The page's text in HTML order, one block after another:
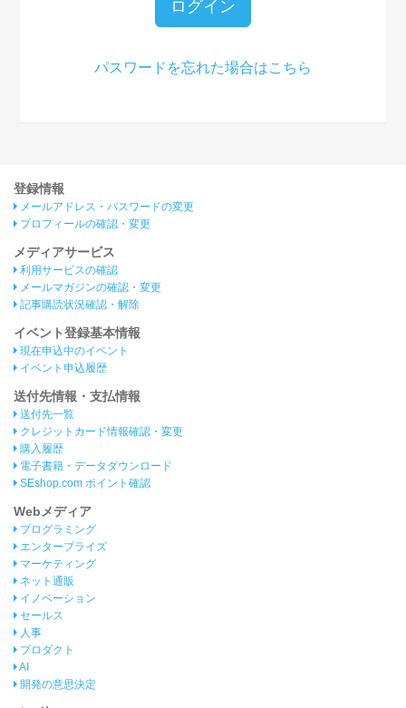
ログイン
パスワードを忘れた場合はこちら
登録情報
メールアドレス・パスワードの変更
プロフィールの確認・変更
メディアサービス
利用サービスの確認
メールマガジンの確認・変更
記事購読状況確認・解除
イベント登録基本情報
現在申込中のイベント
イベント申込履歴
送付先情報・支払情報
送付先一覧
クレジットカード情報確認・変更
購入履歴
電子書籍・データダウンロード
SEshop.com ポイント確認
Webメディア
プログラミング
エンタープライズ
マーケティング
ネット通販
イノベーション
セールス
人事
プロダクト
AI
開発の意思決定